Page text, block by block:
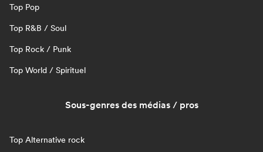
Top Pop
Top R&B / Soul
Top Rock / Punk
Top World / Spirituel
Sous-genres des médias / pros
Top Alternative rock